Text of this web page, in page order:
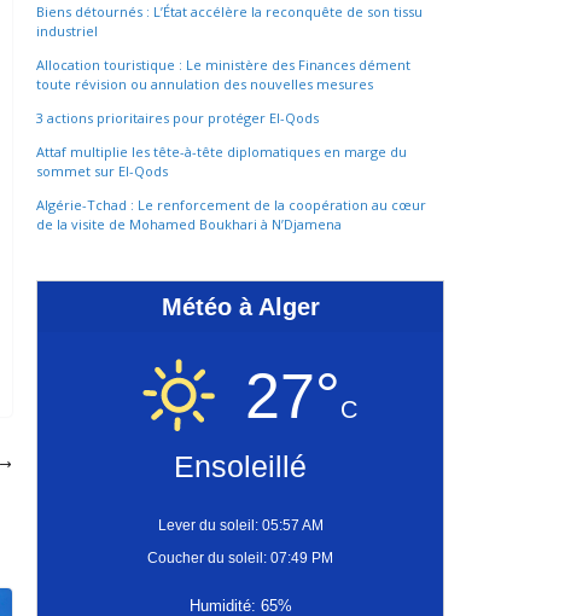
Biens détournés : L’État accélère la reconquête de son tissu
industriel
Allocation touristique : Le ministère des Finances dément
toute révision ou annulation des nouvelles mesures
3 actions prioritaires pour protéger El-Qods
Attaf multiplie les tête-à-tête diplomatiques en marge du
sommet sur El-Qods
Algérie-Tchad : Le renforcement de la coopération au cœur
de la visite de Mohamed Boukhari à N’Djamena
Météo à Alger
27°C
Ensoleillé
Lever du soleil: 05:57 AM
Coucher du soleil: 07:49 PM
Humidité: 65%